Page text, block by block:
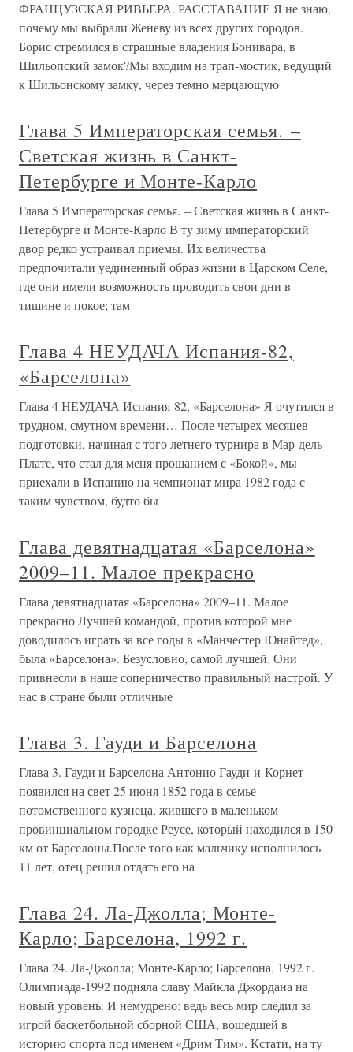
ФРАНЦУЗСКАЯ РИВЬЕРА. РАССТАВАНИЕ Я не знаю,
почему мы выбрали Женеву из всех других городов.
Борис стремился в страшные владения Бонивара, в
Шильопский замок?Мы входим на трап-мостик, ведущий
к Шильонскому замку, через темно мерцающую
Глава 5 Императорская семья. –
Светская жизнь в Санкт-
Петербурге и Монте-Карло
Глава 5 Императорская семья. – Светская жизнь в Санкт-
Петербурге и Монте-Карло В ту зиму императорский
двор редко устраивал приемы. Их величества
предпочитали уединенный образ жизни в Царском Селе,
где они имели возможность проводить свои дни в
тишине и покое; там
Глава 4 НЕУДАЧА Испания-82,
«Барселона»
Глава 4 НЕУДАЧА Испания-82, «Барселона» Я очутился в
трудном, смутном времени… После четырех месяцев
подготовки, начиная с того летнего турнира в Мар-дель-
Плате, что стал для меня прощанием с «Бокой», мы
приехали в Испанию на чемпионат мира 1982 года с
таким чувством, будто бы
Глава девятнадцатая «Барселона»
2009–11. Малое прекрасно
Глава девятнадцатая «Барселона» 2009–11. Малое
прекрасно Лучшей командой, против которой мне
доводилось играть за все годы в «Манчестер Юнайтед»,
была «Барселона». Безусловно, самой лучшей. Они
привнесли в наше соперничество правильный настрой. У
нас в стране были отличные
Глава 3. Гауди и Барселона
Глава 3. Гауди и Барселона Антонио Гауди-и-Корнет
появился на свет 25 июня 1852 года в семье
потомственного кузнеца, жившего в маленьком
провинциальном городке Реусе, который находился в 150
км от Барселоны.После того как мальчику исполнилось
11 лет, отец решил отдать его на
Глава 24. Ла-Джолла; Монте-
Карло; Барселона, 1992 г.
Глава 24. Ла-Джолла; Монте-Карло; Барселона, 1992 г.
Олимпиада-1992 подняла славу Майкла Джордана на
новый уровень. И немудрено: ведь весь мир следил за
игрой баскетбольной сборной США, вошедшей в
историю спорта под именем «Дрим Тим». Кстати, на ту